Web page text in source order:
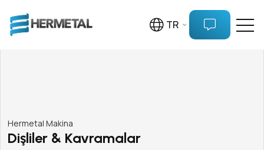
TR
Hermetal Makina
Dişliler & Kavramalar